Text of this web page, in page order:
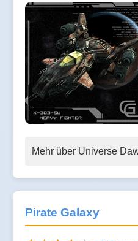
Mehr über Universe
Pirate Galaxy